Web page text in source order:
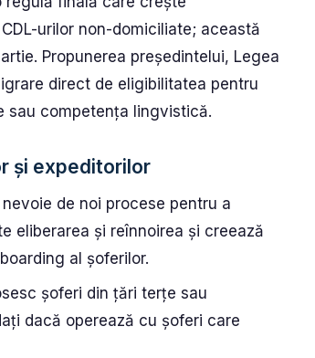
urilor non-domiciliate; această
Propunerea președintelui, Legea
direct de eligibilitatea pentru
sau competența lingvistică.
și expeditorilor
de noi procese pentru a
eliberarea și reînnoirea și creează
al șoferilor.
șoferi din țări terțe sau
dacă operează cu șoferi care